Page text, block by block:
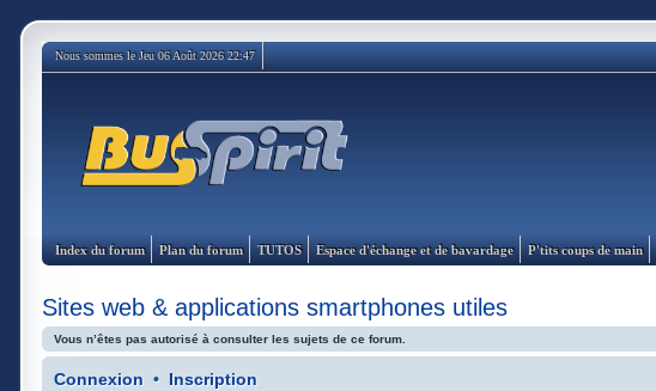
Nous sommes le Jeu 06 Août 2026 22:47
Index du forum Plan du forum TUTOS Espace d'échange et de bavardage P'tits coups de main
Sites web & applications smartphones utiles
Vous n’êtes pas autorisé à consulter les sujets de ce forum.
Connexion • Inscription